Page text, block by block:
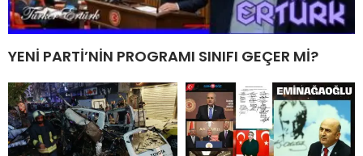
YENİ PARTİ’NİN PROGRAMI SINIFI GEÇER Mİ?